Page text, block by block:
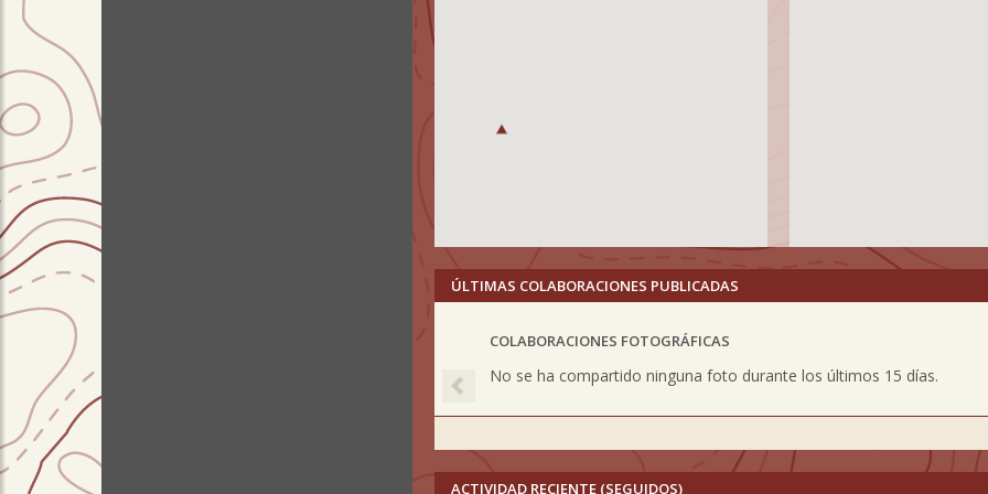
ÚLTIMAS COLABORACIONES PUBLICADAS
COLABORACIONES FOTOGRÁFICAS
No se ha compartido ninguna foto durante los últimos 15 días.
Previous
ACTIVIDAD RECIENTE (SEGUIDOS)